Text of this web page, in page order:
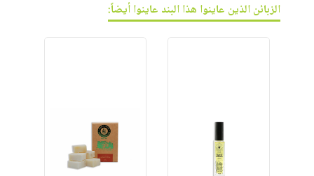
الزبائن الذين عاينوا هذا البند عاينوا أيضاً: